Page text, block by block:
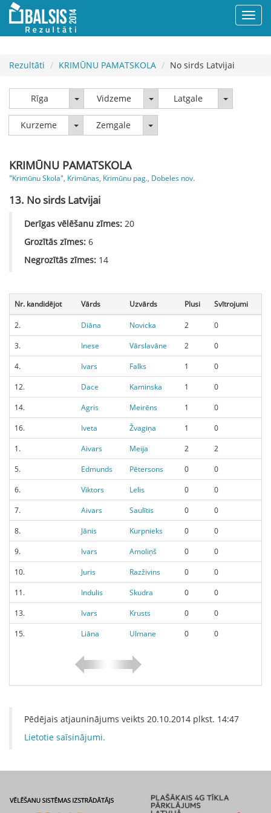
Rezultāti KRIMŪNU PAMATSKOLA No sirds Latvijai
Rīga Rīga Vidzeme VidzemeLatgale Latgale
Kurzeme KurzemeZemgale Zemgale
KRIMŪNU PAMATSKOLA
"Krimūnu Skola", Krimūnas, Krimūnu pag., Dobeles nov.
13. No sirds Latvijai
Derīgas vēlēšanu zīmes: 20
Grozītās zīmes: 6
Negrozītās zīmes: 14
Nr. kandidējot Vārds Uzvārds Plusi Svītrojumi
2. Diāna Novicka 2
0
3.
Inese Vārslavāne 2
0
4.
Ivars Falks 1
0
12.
Dace Kaminska 1
0
14.
Agris Meirēns 1
0
16.
Iveta Žvagiņa 1
0
1.
Aivars Meija 2
2
5.
Edmunds Pētersons 0
0
6.
Viktors Lelis 0
0
7.
Aivars Saulītis 0
0
8.
Jānis Kurpnieks 0
0
9.
Ivars Amoliņš 0
0
10.
Juris Razživins 0
0
11.
Indulis Skudra 0
0
13.
Ivars Krusts 0
0
15.
Liāna Ulmane 0 0
Pēdējais atjauninājums veikts 20.10.2014 plkst. 14:47
Lietotie saīsinājumi.